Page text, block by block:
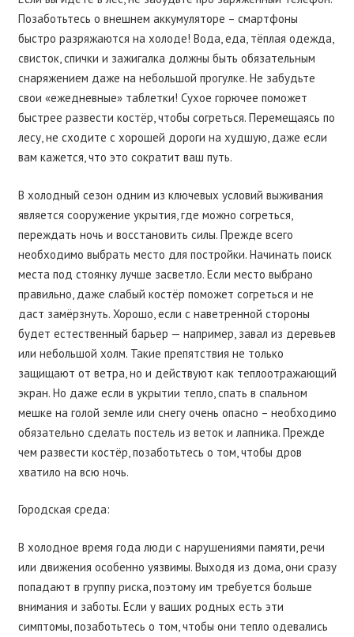
Позаботьтесь о внешнем аккумуляторе – смартфоны
быстро разряжаются на холоде! Вода, еда, тёплая одежда,
свисток, спички и зажигалка должны быть обязательным
снаряжением даже на небольшой прогулке. Не забудьте
свои «ежедневные» таблетки! Сухое горючее поможет
быстрее развести костёр, чтобы согреться. Перемещаясь по
лесу, не сходите с хорошей дороги на худшую, даже если
вам кажется, что это сократит ваш путь.
В холодный сезон одним из ключевых условий выживания
является сооружение укрытия, где можно согреться,
переждать ночь и восстановить силы. Прежде всего
необходимо выбрать место для постройки. Начинать поиск
места под стоянку лучше засветло. Если место выбрано
правильно, даже слабый костёр поможет согреться и не
даст замёрзнуть. Хорошо, если с наветренной стороны
будет естественный барьер — например, завал из деревьев
или небольшой холм. Такие препятствия не только
защищают от ветра, но и действуют как теплоотражающий
экран. Но даже если в укрытии тепло, спать в спальном
мешке на голой земле или снегу очень опасно – необходимо
обязательно сделать постель из веток и лапника. Прежде
чем развести костёр, позаботьтесь о том, чтобы дров
хватило на всю ночь.
Городская среда:
В холодное время года люди с нарушениями памяти, речи
или движения особенно уязвимы. Выходя из дома, они сразу
попадают в группу риска, поэтому им требуется больше
внимания и заботы. Если у ваших родных есть эти
симптомы, позаботьтесь о том, чтобы они тепло одевались